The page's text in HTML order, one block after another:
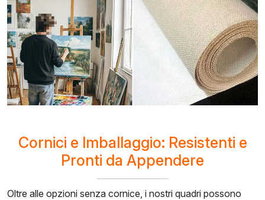
Cornici e Imballaggio: Resistenti e
Pronti da Appendere
Oltre alle opzioni senza cornice, i nostri quadri possono